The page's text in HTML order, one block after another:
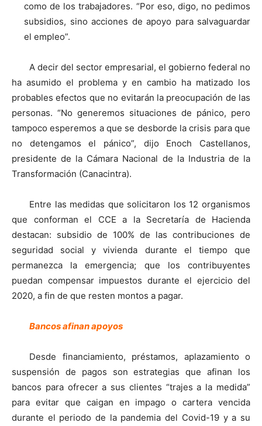
como de los trabajadores. “Por eso, digo, no pedimos
subsidios, sino acciones de apoyo para salvaguardar
el empleo”.
A decir del sector empresarial, el gobierno federal no
ha asumido el problema y en cambio ha matizado los
probables efectos que no evitarán la preocupación de las
personas. “No generemos situaciones de pánico, pero
tampoco esperemos a que se desborde la crisis para que
no detengamos el pánico”, dijo Enoch Castellanos,
presidente de la Cámara Nacional de la Industria de la
Transformación (Canacintra).
Entre las medidas que solicitaron los 12 organismos
que conforman el CCE a la Secretaría de Hacienda
destacan: subsidio de 100% de las contribuciones de
seguridad social y vivienda durante el tiempo que
permanezca la emergencia; que los contribuyentes
puedan compensar impuestos durante el ejercicio del
2020, a fin de que resten montos a pagar.
Bancos afinan apoyos
Desde financiamiento, préstamos, aplazamiento o
suspensión de pagos son estrategias que afinan los
bancos para ofrecer a sus clientes “trajes a la medida”
para evitar que caigan en impago o cartera vencida
durante el periodo de la pandemia del Covid-19 y a su